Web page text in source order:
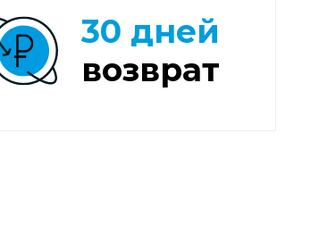
30 дней
возврат